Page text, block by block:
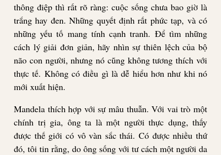
thông điệp thì rất rõ ràng: cuộc sống chưa bao giờ là
trắng hay đen. Những quyết định rất phức tạp, và có
những yếu tố mang tính cạnh tranh. Để tìm những
cách lý giải đơn giản, hãy nhìn sự thiên lệch của bộ
não con người, nhưng nó cũng không tương thích với
thực tế. Không có điều gì là dễ hiểu hơn như khi nó
mới xuất hiện.
Mandela thích hợp với sự mâu thuẫn. Với vai trò một
chính trị gia, ông ta là một người thực dụng, thấy
được thế giới có vô vàn sắc thái. Có được nhiều thứ
đó, tôi tin rằng, do ông sống với tư cách một người da